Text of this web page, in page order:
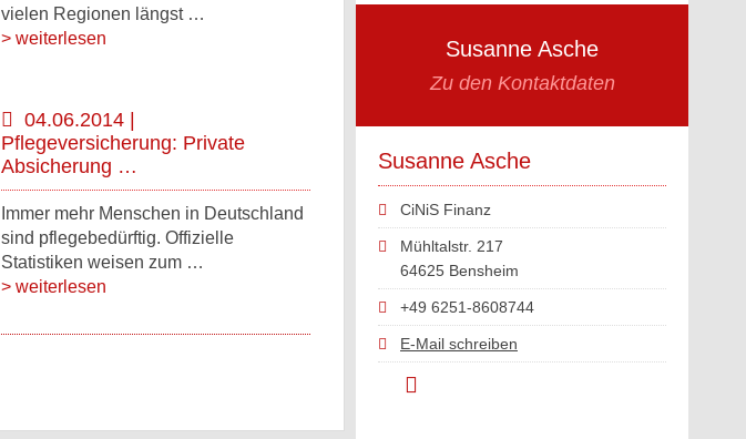
Susanne Asche
Zu den Kontaktdaten
Susanne Asche
CiNiS Finanz
Mühltalstr. 217
64625 Bensheim
+49 6251-8608744
E-Mail schreiben
vielen Regionen längst …
> weiterlesen
04.06.2014 |
Pflegeversicherung: Private
Absicherung …
Immer mehr Menschen in Deutschland
sind pflegebedürftig. Offizielle
Statistiken weisen zum …
> weiterlesen